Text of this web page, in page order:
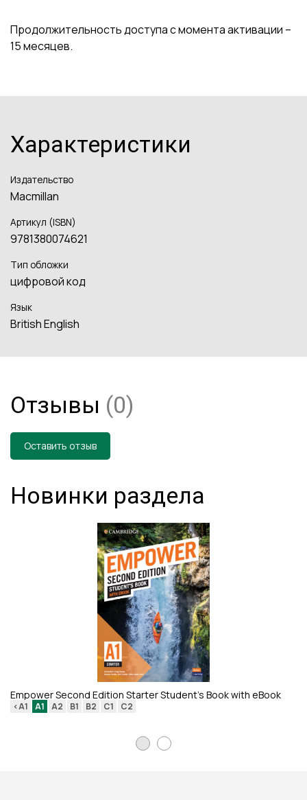
Продолжительность доступа с момента активации –
15 месяцев.
Характеристики
Издательство
Macmillan
Артикул (ISBN)
9781380074621
Тип обложки
цифровой код
Язык
British English
Отзывы (0)
Оставить отзыв
Новинки раздела
Empower Second Edition Starter Student's Book with eBook
<A1 A1 A2 B1 B2 C1 C2